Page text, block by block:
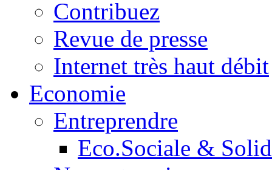
Contribuez
Revue de presse
Internet très haut débit
Economie
Entreprendre
Eco.Sociale &